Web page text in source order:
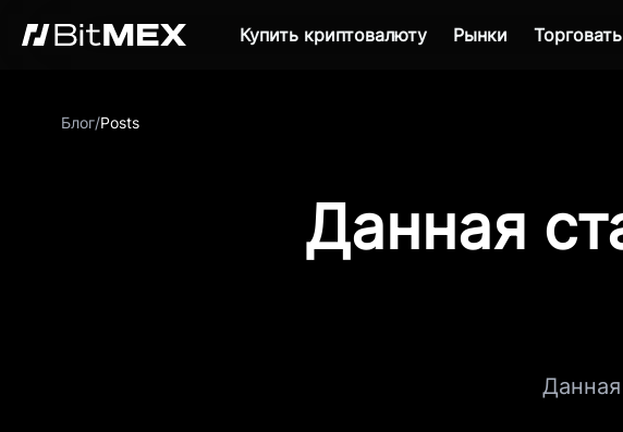
Купить криптовалюту Рынки Торговать
Блог/Posts
Данная